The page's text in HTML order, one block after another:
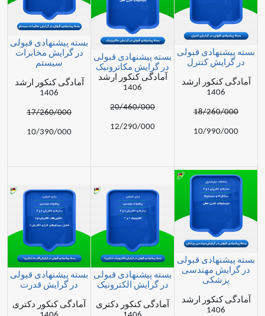
قبولی
کنترل
ارشد
بسته پیشنهادی قبولی
در گرایش مکاترونیک
آمادگی کنکور ارشد
1406
20/460/000
12/290/000
بسته پیشنهادی قبولی
در گرایش مخابرات
سیستم
آمادگی کنکور ارشد
17/260/000
10/390/000
قبولی
مهندسی
ارشد
بسته پیشنهادی قبولی
در گرایش الکترونیک
آمادگی کنکور دکتری
بسته پیشنهادی قبولی
در گرایش قدرت
آمادگی کنکور دکتری